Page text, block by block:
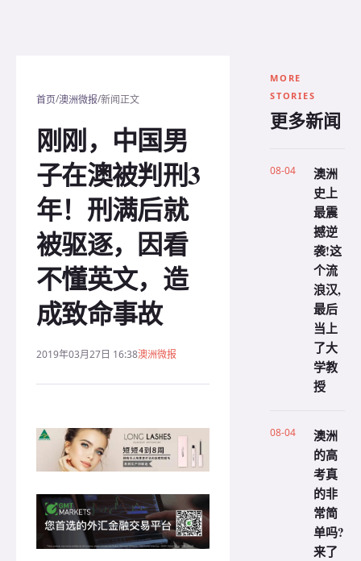
首页/澳洲微报/新闻正文
刚刚，中国男
子在澳被判刑3
年！刑满后就
被驱逐，因看
不懂英文，造
成致命事故
2019年03月27日 16:38澳洲微报
MORE
STORIES
更多新闻
08-04
澳洲
史上
最震
撼逆
袭!这
个流
浪汉,
最后
当上
了大
学教
授
08-04
澳洲
的高
考真
的非
常简
单吗?
来了